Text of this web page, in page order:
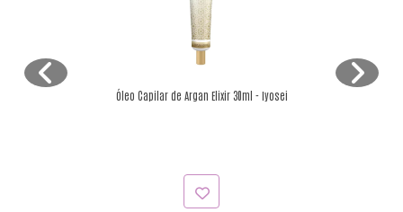
Óleo Capilar de Argan Elixir 30ml - Iyosei